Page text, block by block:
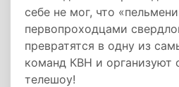
себе не мог, что
первопроходцами
превратятся в одну из
команд КВН и организуют
телешоу!